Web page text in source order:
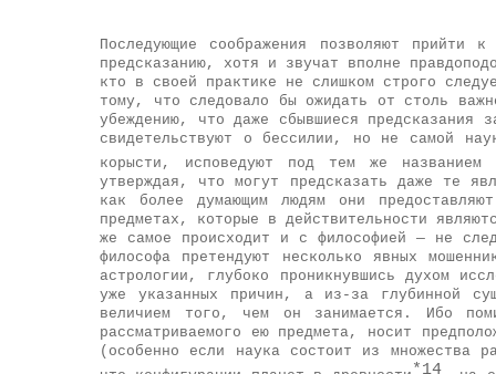
Последующие соображения позволяют
предсказанию, хотя и звучат вполне
кто в своей практике не слишком строго
тому, что следовало бы ожидать от столь
убеждению, что даже сбывшиеся
свидетельствуют о бессилии, но не самой
корысти, исповедуют под тем же названием
утверждая, что могут предсказать даже те
как более думающим людям они
предметах, которые в действительности
же самое происходит и с философией — не
философа претендуют несколько явных
астрологии, глубоко проникнувшись духом
уже указанных причин, а из-за глубинной
величием того, чем он занимается. Ибо
рассматриваемого ею предмета, носит
(особенно если наука состоит из множества